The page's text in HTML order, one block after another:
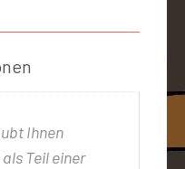
Ihnen
Teil einer